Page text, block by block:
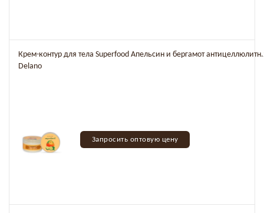
Крем-контур для тела Superfood Апельсин и бергамот
Delano
Запросить оптовую цену